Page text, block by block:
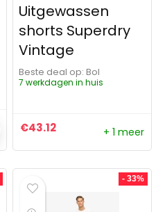
Uitgewassen
shorts Superdry
Vintage
Beste deal op:
Bol
7 werkdagen in huis
€43.12 + 1 meer
- 33%